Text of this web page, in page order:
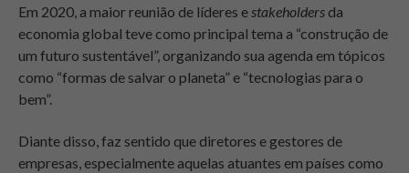
Em 2020, a maior reunião de líderes estakeholders da
economia global teve como principal tema a “construção de
um futuro sustentável”, organizando sua agenda em tópicos
como “formas de salvar o planeta” e “tecnologias para o
bem”.
Diante disso, faz sentido que diretores e gestores de
empresas, especialmente aquelas atuantes em países como